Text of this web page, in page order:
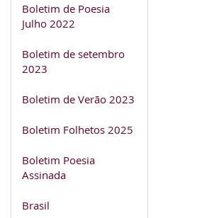
Boletim de Poesia
Julho 2022
Boletim de setembro
2023
Boletim de Verão 2023
Boletim Folhetos 2025
Boletim Poesia
Assinada
Brasil